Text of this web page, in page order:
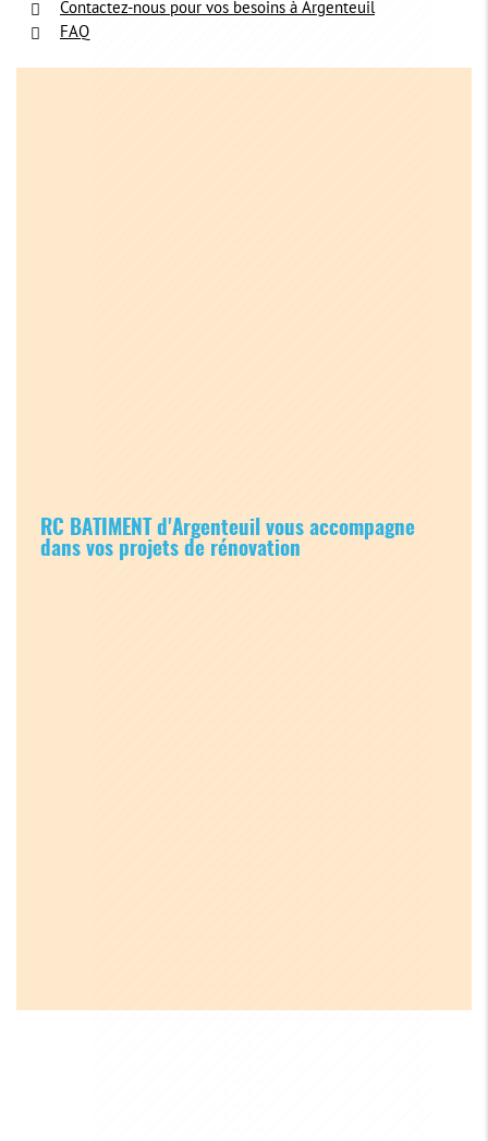
Contactez-nous pour vos besoins à Argenteuil
FAQ
RC BATIMENT d'Argenteuil vous accompagne
dans vos projets de rénovation